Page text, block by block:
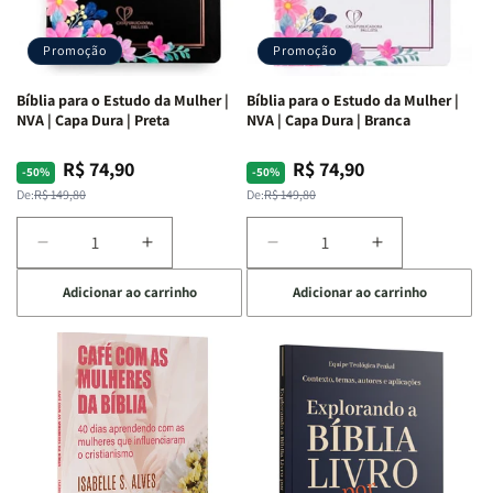
Promoção
Bíblia para o Estudo da Mulher |
NVA | Capa Dura | Preta
-50%
Preço
normal
De:R$ 149,80
Preço
promocional
R$ 74,90
Diminuir
a
quantidade
de
Bíblia
para
Estudo
da
Mulher
Aumentar
a
quantidade
de
Bíblia
para
o
Estudo
da
Mulher
|
Adicionar ao carrinho
Promoção
Bíblia para o Estudo da Mulher |
NVA | Capa Dura | Branca
-50%
Preço
normal
De:R$ 149,80
Preço
promocional
R$ 74,90
Diminuir
a
quantidade
de
Bíblia
o
Estudo
da
Mulher
Aumentar
a
quantidade
de
Bíblia
para
o
Estudo
Mulher
|
Adicionar ao carrinho